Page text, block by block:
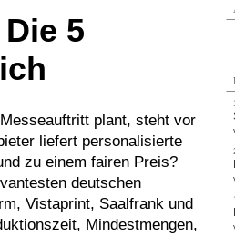
5
plant, steht vor
liefert personalisierte
zu einem fairen Preis?
deutschen
Vistaprint, Saalfrank und
Mindestmengen,